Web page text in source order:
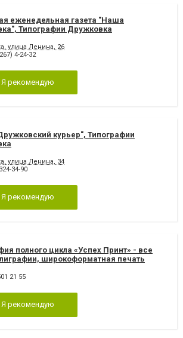
еженедельная газета "Наша
Типографии Дружковка
улица Ленина, 26
4-24-32
Я рекомендую
курьер", Типографии
улица Ленина, 34
34-90
Я рекомендую
полного цикла «Успех Принт» - все
широкоформатная печать
21 55
Я рекомендую